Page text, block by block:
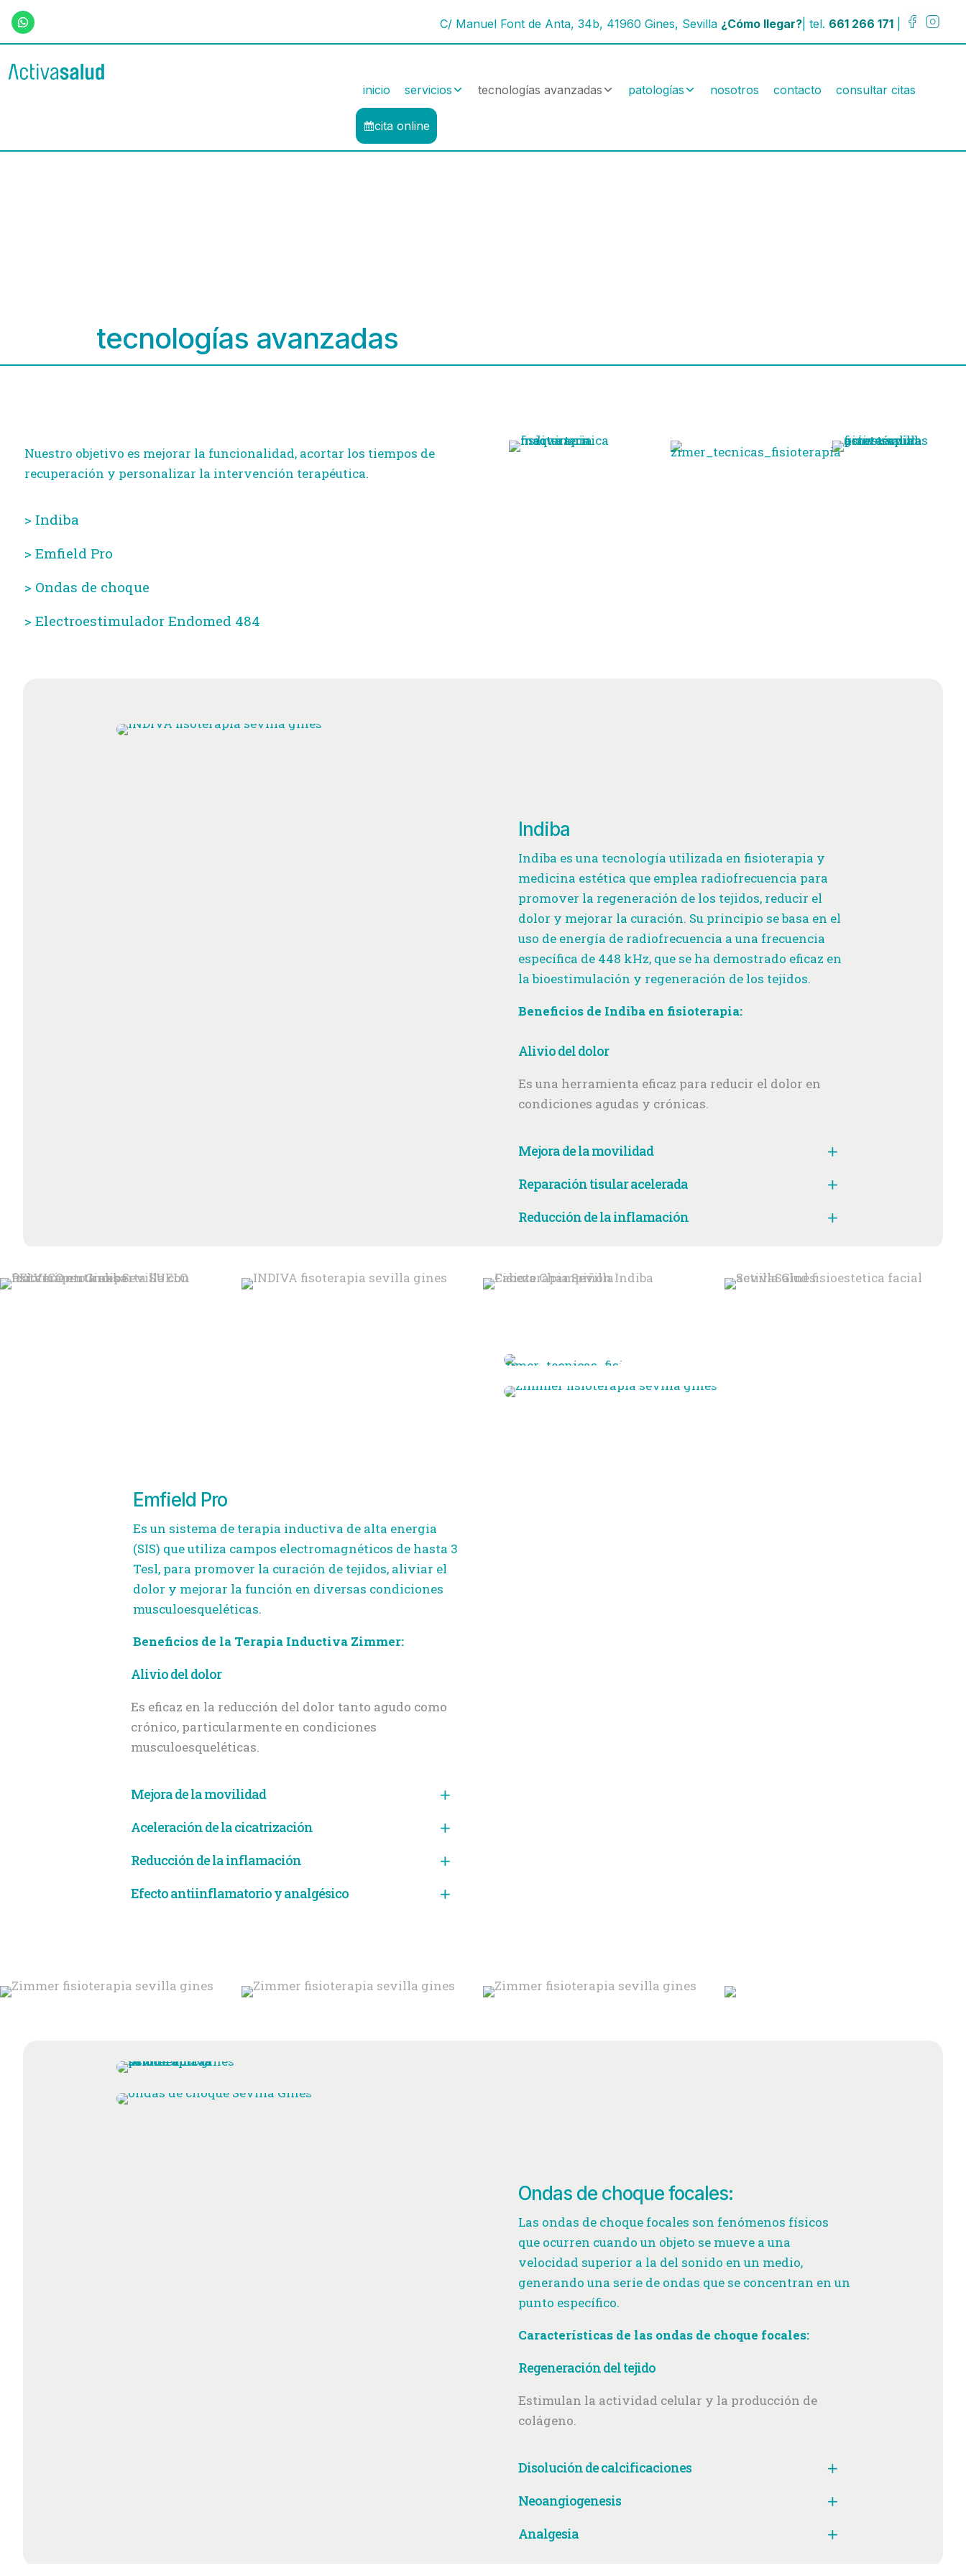
C/ Manuel Font de Anta, 34b, 41960 Gines, Sevilla ¿Cómo llegar?| tel. 661 266 171|
inicio servicios tecnologías avanzadas patologías nosotros contacto consultar citas
cita online
tecnologías avanzadas
Nuestro objetivo es mejorar la funcionalidad, acortar los tiempos de
recuperación y personalizar la intervención terapéutica.
> Indiba
> Emfield Pro
> Ondas de choque
> Electroestimulador Endomed 484
Indiba
Indiba es una tecnología utilizada en fisioterapia y
medicina estética que emplea radiofrecuencia para
promover la regeneración de los tejidos, reducir el
dolor y mejorar la curación. Su principio se basa en el
uso de energía de radiofrecuencia a una frecuencia
específica de 448 kHz, que se ha demostrado eficaz en
la bioestimulación y regeneración de los tejidos.
Beneficios de Indiba en fisioterapia:
Alivio del dolor
Es una herramienta eficaz para reducir el dolor en
condiciones agudas y crónicas.
Mejora de la movilidad
Reparación tisular acelerada
Reducción de la inflamación
Emfield Pro
Es un sistema de terapia inductiva de alta energia
(SIS) que utiliza campos electromagnéticos de hasta 3
Tesl, para promover la curación de tejidos, aliviar el
dolor y mejorar la función en diversas condiciones
musculoesqueléticas.
Beneficios de la Terapia Inductiva Zimmer:
Alivio del dolor
Es eficaz en la reducción del dolor tanto agudo como
crónico, particularmente en condiciones
musculoesqueléticas.
Mejora de la movilidad
Aceleración de la cicatrización
Reducción de la inflamación
Efecto antiinflamatorio y analgésico
Ondas de choque focales:
Las ondas de choque focales son fenómenos físicos
que ocurren cuando un objeto se mueve a una
velocidad superior a la del sonido en un medio,
generando una serie de ondas que se concentran en un
punto específico.
Características de las ondas de choque focales:
Regeneración del tejido
Estimulan la actividad celular y la producción de
colágeno.
Disolución de calcificaciones
Neoangiogenesis
Analgesia